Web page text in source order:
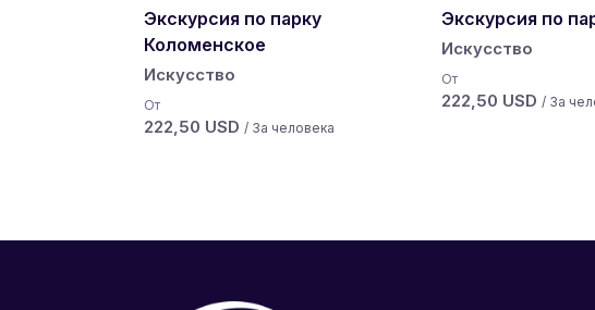
Экскурсия по парку
Коломенское
Искусство
От
222,50 USD / За человека
Экскурсия по
Искусство
От
222,50 USD / За